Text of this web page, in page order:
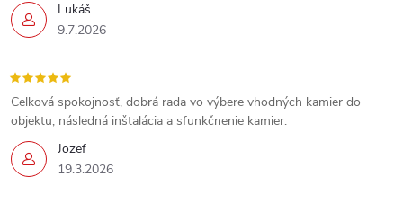
Lukáš
9.7.2026
Jozef
19.3.2026
Celková spokojnosť, dobrá rada vo výbere vhodných kamier do
objektu, následná inštalácia a sfunkčnenie kamier.